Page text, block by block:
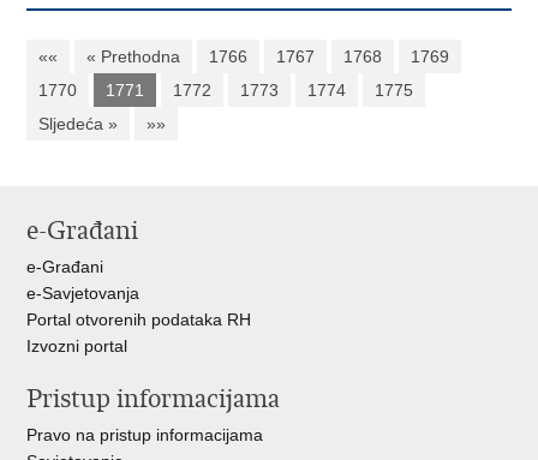
«« « Prethodna 1766 1767 1768
1769
1770
1771 1772 1773 1774
1775
Sljedeća »
»»
e-Građani
e-Građani
e-Savjetovanja
Portal otvorenih podataka RH
Izvozni portal
Pristup informacijama
Pravo na pristup informacijama